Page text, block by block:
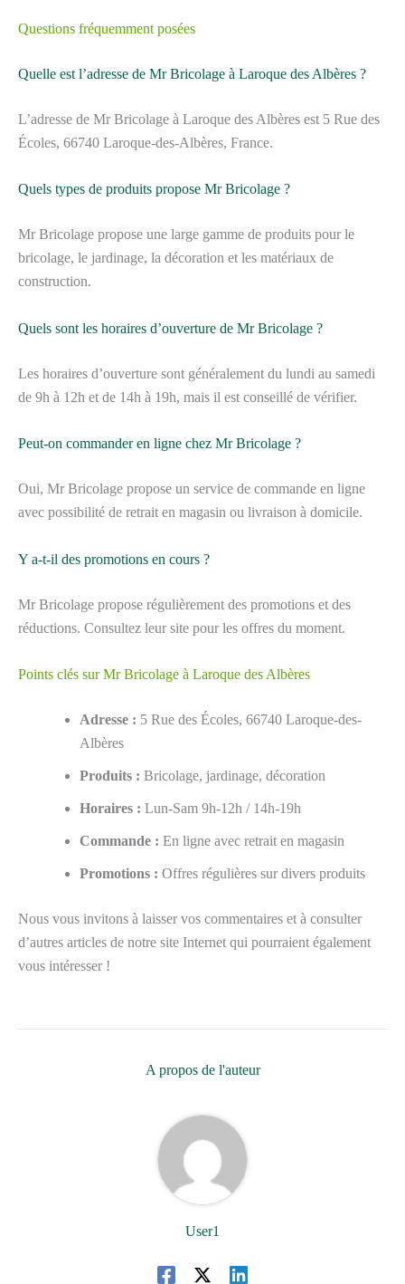
Questions fréquemment posées
Quelle est l’adresse de Mr Bricolage à Laroque des Albères ?
L’adresse de Mr Bricolage à Laroque des Albères est 5 Rue des
Écoles, 66740 Laroque-des-Albères, France.
Quels types de produits propose Mr Bricolage ?
Mr Bricolage propose une large gamme de produits pour le
bricolage, le jardinage, la décoration et les matériaux de
construction.
Quels sont les horaires d’ouverture de Mr Bricolage ?
Les horaires d’ouverture sont généralement du lundi au samedi
de 9h à 12h et de 14h à 19h, mais il est conseillé de vérifier.
Peut-on commander en ligne chez Mr Bricolage ?
Oui, Mr Bricolage propose un service de commande en ligne
avec possibilité de retrait en magasin ou livraison à domicile.
Y a-t-il des promotions en cours ?
Mr Bricolage propose régulièrement des promotions et des
réductions. Consultez leur site pour les offres du moment.
Points clés sur Mr Bricolage à Laroque des Albères
Adresse : 5 Rue des Écoles, 66740 Laroque-des-
Albères
Produits : Bricolage, jardinage, décoration
Horaires : Lun-Sam 9h-12h / 14h-19h
Commande : En ligne avec retrait en magasin
Promotions : Offres régulières sur divers produits
Nous vous invitons à laisser vos commentaires et à consulter
d’autres articles de notre site Internet qui pourraient également
vous intéresser !
A propos de l'auteur
User1